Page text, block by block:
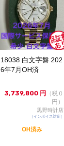
18038 白文字盤 202
6年7月OH済
3,739,800 円
（税０
円）
黒野時計店
（インボイス対応）
OH済み